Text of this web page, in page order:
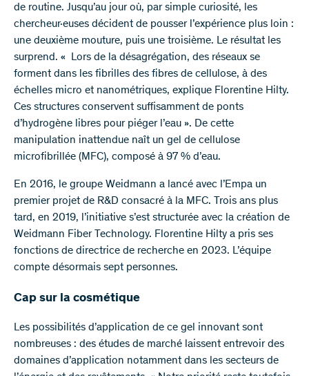
de routine. Jusqu’au jour où, par simple curiosité, les
chercheur·euses décident de pousser l’expérience plus loin :
une deuxième mouture, puis une troisième. Le résultat les
surprend. « Lors de la désagrégation, des réseaux se
forment dans les fibrilles des fibres de cellulose, à des
échelles micro et nanométriques, explique Florentine Hilty.
Ces structures conservent suffisamment de ponts
d’hydrogène libres pour piéger l’eau ». De cette
manipulation inattendue naît un gel de cellulose
microfibrillée (MFC), composé à 97 % d’eau.
En 2016, le groupe Weidmann a lancé avec l’Empa un
premier projet de R&D consacré à la MFC. Trois ans plus
tard, en 2019, l’initiative s’est structurée avec la création de
Weidmann Fiber Technology. Florentine Hilty a pris ses
fonctions de directrice de recherche en 2023. L’équipe
compte désormais sept personnes.
Cap sur la cosmétique
Les possibilités d’application de ce gel innovant sont
nombreuses : des études de marché laissent entrevoir des
domaines d’application notamment dans les secteurs de